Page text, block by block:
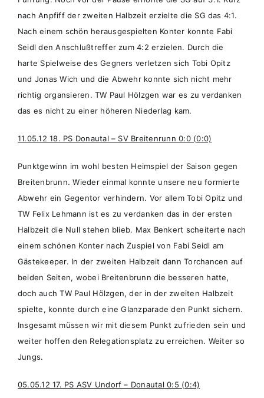
nach Anpfiff der zweiten Halbzeit erzielte die SG das 4:1.
Nach einem schön herausgespielten Konter konnte Fabi
Seidl den Anschlußtreffer zum 4:2 erzielen. Durch die
harte Spielweise des Gegners verletzen sich Tobi Opitz
und Jonas Wich und die Abwehr konnte sich nicht mehr
richtig organsieren. TW Paul Hölzgen war es zu verdanken
das es nicht zu einer höheren Niederlag kam.
11.05.12 18. PS Donautal – SV Breitenrunn 0:0 (0:0)
Punktgewinn im wohl besten Heimspiel der Saison gegen
Breitenbrunn. Wieder einmal konnte unsere neu formierte
Abwehr ein Gegentor verhindern. Vor allem Tobi Opitz und
TW Felix Lehmann ist es zu verdanken das in der ersten
Halbzeit die Null stehen blieb. Max Benkert scheiterte nach
einem schönen Konter nach Zuspiel von Fabi Seidl am
Gästekeeper. In der zweiten Halbzeit dann Torchancen auf
beiden Seiten, wobei Breitenbrunn die besseren hatte,
doch auch TW Paul Hölzgen, der in der zweiten Halbzeit
spielte, konnte durch eine Glanzparade den Punkt sichern.
Insgesamt müssen wir mit diesem Punkt zufrieden sein und
weiter hoffen den Relegationsplatz zu erreichen. Weiter so
Jungs.
05.05.12 17. PS ASV Undorf – Donautal 0:5 (0:4)